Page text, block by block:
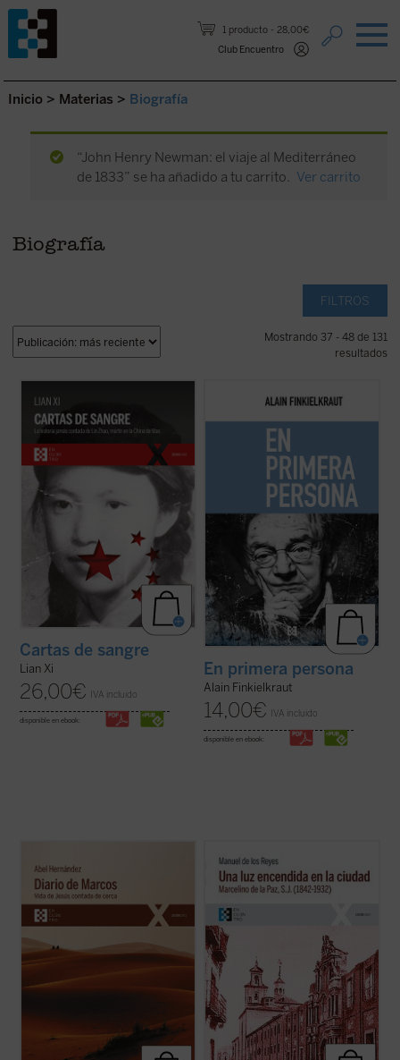
1 producto
28,00€
Club Encuentro
Saltar al contenido.
Inicio > Materias > Biografía
“John Henry Newman: el viaje al Mediterráneo
de 1833” se ha añadido a tu carrito. Ver carrito
Biografía
FILTROS
Mostrando 37 - 48 de 131
resultados
Zhao, una poeta y periodista china
arrestada por el régimen de Mao en 1960 y
ejecutada en la cúspide de la Revolución
dictadura maoísta, mantuvo una ...
(ver
ficha)
Cartas de sangre
Lian Xi
26,00€ IVA incluido
disponible en ebook:
cuentas, por atrincherarme en la fortaleza
cartas sobre la mesa, digo desde dónde
hablo (...) Con todo, como escribió
Kierkegaard, 'pensar es una cosa, existir ...
En primera persona
Alain Finkielkraut
14,00€ IVA incluido
disponible en ebook:
maestría como cronista para dar color y
vida a la historia de Jesús de Nazaret, que
es «contada de cerca» por un aún joven e
inexperto evangelista Marcos, a quien
Jesús le encarga, nada más conocerle ...
(ver ficha)
ingresó en el noviciado de la Compañía de
Jesús. Docente, predicador, misionero,
confesor e impulsor de obras sociales, su
implicación en el ministerio del ...
(ver ficha)